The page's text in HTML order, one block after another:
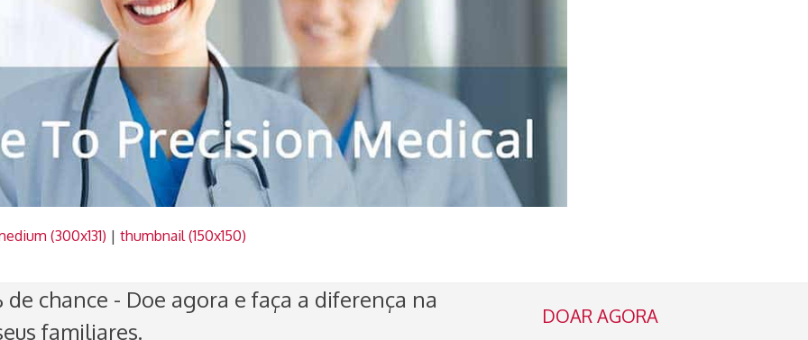
(300x131) | thumbnail (150x150)
chance - Doe agora e faça a diferença na
familiares.
DOAR AGORA